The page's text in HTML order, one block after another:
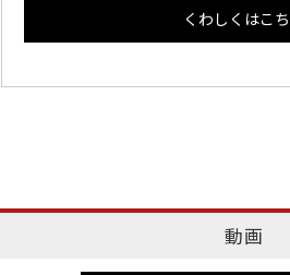
くわしくはこ
動画